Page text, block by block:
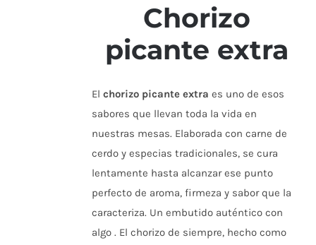
Chorizo
picante extra
El chorizo picante extra es uno de esos
sabores que llevan toda la vida en
nuestras mesas. Elaborada con carne de
cerdo y especias tradicionales, se cura
lentamente hasta alcanzar ese punto
perfecto de aroma, firmeza y sabor que la
caracteriza. Un embutido auténtico con
algo . El chorizo de siempre, hecho como